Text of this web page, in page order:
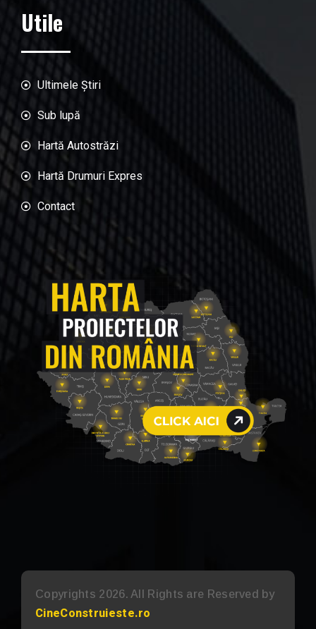
Utile
Ultimele Știri
Sub lupă
Hartă Autostrăzi
Hartă Drumuri Expres
Contact
Copyrights 2026. All Rights are Reserved by
CineConstruieste.ro